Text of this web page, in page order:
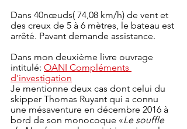
Dans 40nœuds( 74,08 km/h) de vent et
des creux de 5 à 6 mètres, le bateau est
arrêté. Pavant demande assistance.
Dans mon deuxième livre ouvrage
intitulé: OANI Compléments
d'investigation
Je mentionne deux cas dont celui du
skipper Thomas Ruyant qui a connu
une mésaventure en décembre 2016 à
bord de son monocoque «Le souffle